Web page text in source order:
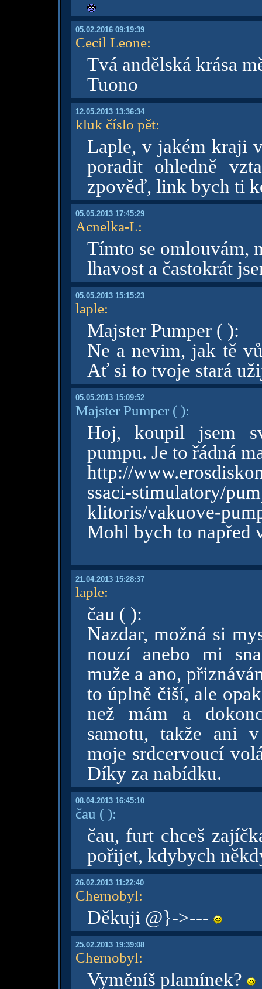
05.02.2016 09:19:39
Cecil Leone:
Tvá andělská krása
Tuono
12.05.2013 13:36:34
kluk číslo pět:
Laple, v jakém kraji
poradit ohledně
zpověď, link bych ti
05.05.2013 17:45:29
Acnelka-L:
Tímto se omlouvám,
lhavost a častokrát
05.05.2013 15:15:23
laple:
Majster Pumper ( ):
Ne a nevim, jak tě
Ať si to tvoje stará
05.05.2013 15:09:52
Majster Pumper( ):
Hoj, koupil jsem
pumpu. Je to řádná
http://
ssaci-stimulatory/
klitoris/vakuove-
Mohl bych to napřed
21.04.2013 15:28:37
laple:
čau ( ):
Nazdar, možná si
nouzí anebo mi
muže a ano,
to úplně čiší, ale
než mám a
samotu, takže ani
moje srdcervoucí
Díky za nabídku.
08.04.2013 16:45:10
čau ( ):
čau, furt chceš
pořijet, kdybych
26.02.2013 11:22:40
Chernobyl:
Děkuji @}->---
25.02.2013 19:39:08
Chernobyl:
Vyměníš plamínek?